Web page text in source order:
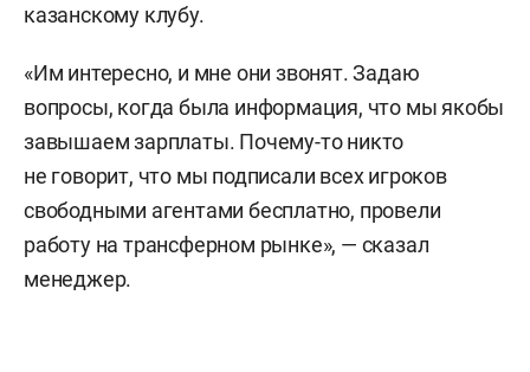
казанскому клубу.
«Им интересно, и мне они звонят. Задаю
вопросы, когда была информация, что мы якобы
завышаем зарплаты. Почему-то никто
не говорит, что мы подписали всех игроков
свободными агентами бесплатно, провели
работу на трансферном рынке», — сказал
менеджер.